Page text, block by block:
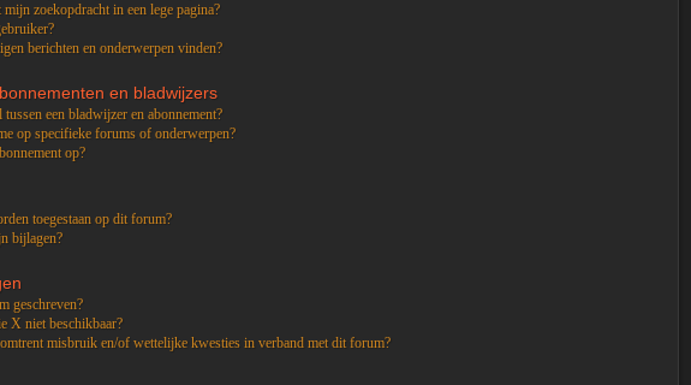
mijn zoekopdracht in een lege pagina?
berichten en onderwerpen vinden?
en bladwijzers
een bladwijzer en abonnement?
op specifieke forums of onderwerpen?
op?
toegestaan op dit forum?
bijlagen?
geschreven?
X niet beschikbaar?
misbruik en/of wettelijke kwesties in verband met dit forum?